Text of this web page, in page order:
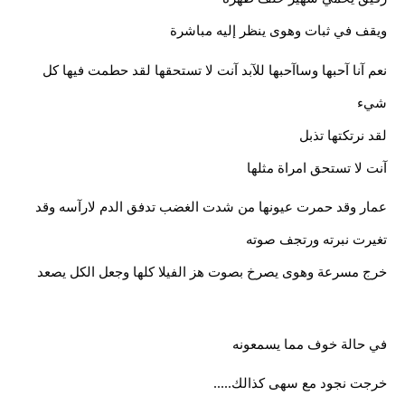
ويقف في ثبات وهوى ينظر إليه مباشرة
شيء
لقد نرتكتها تذبل
آنت لا تستحق امراة مثلها
تغيرت نبرته ورتجف صوته
خرج مسرعة وهوى يصرخ بصوت هز الفيلا كلها وجعل الكل يصعد
في حالة خوف مما يسمعونه
خرجت نجود مع سهى كذالك.....